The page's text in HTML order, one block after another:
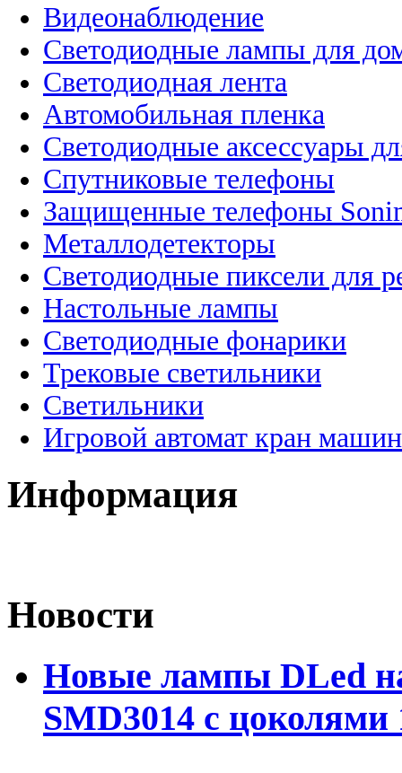
Видеонаблюдение
Светодиодные лампы для
Светодиодная лента
Автомобильная пленка
Светодиодные аксессуары
Спутниковые телефоны
Защищенные телефоны
Металлодетекторы
Светодиодные пиксели для
Настольные лампы
Светодиодные фонарики
Трековые светильники
Светильники
Игровой автомат кран
Информация
Новости
Новые лампы DLed
SMD3014 с цоколями